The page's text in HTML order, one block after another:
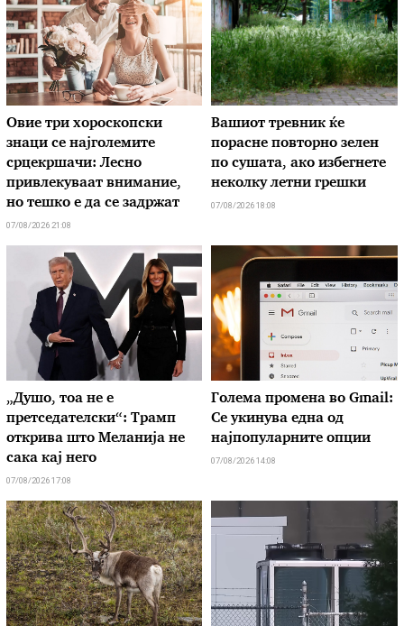
Овие три хороскопски
знаци се најголемите
срцекршачи: Лесно
привлекуваат внимание,
но тешко е да се задржат
07/08/2026 21:08
Вашиот тревник ќе
порасне повторно зелен
по сушата, ако избегнете
неколку летни грешки
07/08/2026 18:08
„Душо, тоа не е
претседателски“: Трамп
открива што Меланија не
сака кај него
07/08/2026 17:08
Голема промена во Gmail:
Се укинува една од
најпопуларните опции
07/08/2026 14:08